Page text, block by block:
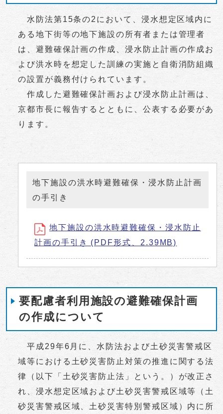
水防法第15条の2において、浸水想定区域内に
ある地下街等の地下施設の所有者または管理者
は、避難確保計画の作成、浸水防止計画の作成お
よび洪水時を想定した訓練の実施と自衛消防組織
の設置が義務付けられています。
作成した避難確保計画および浸水防止計画は、
京都市長に報告するとともに、公表する必要があ
ります。
地下施設の洪水時避難確保・浸水防止計画
の手引き
地下施設の洪水時避難確保・浸水防止
計画の手引き (PDF形式、2.39MB)
要配慮者利用施設の避難確保計画
の作成について
平成29年6月に、水防法および土砂災害警戒区
域等における土砂災害防止対策の推進に関する法
律（以下「土砂災害防止法」という。）が改正さ
れ、浸水想定区域および土砂災害警戒区域等（土
砂災害警戒区域、土砂災害特別警戒区域）内に所